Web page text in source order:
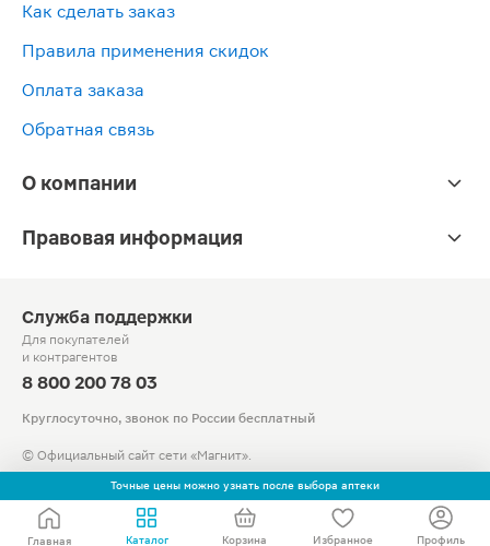
Точные цены можно узнать после выбора аптеки
Главная Каталог Корзина Избранное Профиль
Как сделать заказ
Правила применения скидок
Оплата заказа
Обратная связь
О компании
Правовая информация
Служба поддержки
Для покупателей
и контрагентов
8 800 200 78 03
Круглосуточно, звонок по России бесплатный
© Официальный сайт сети «Магнит».